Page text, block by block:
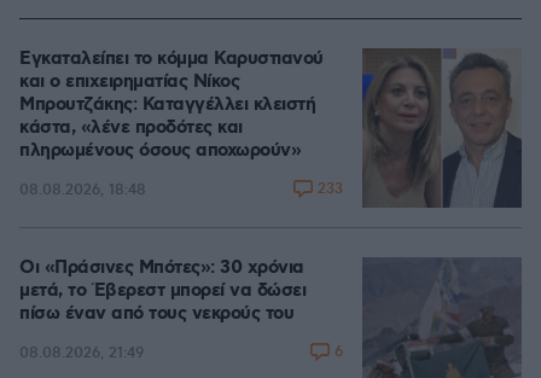
Εγκαταλείπει το κόμμα Καρυστιανού
και ο επιχειρηματίας Νίκος
Μπρουτζάκης: Καταγγέλλει κλειστή
κάστα, «λένε προδότες και
πληρωμένους όσους αποχωρούν»
08.08.2026, 18:48 233
Οι «Πράσινες Μπότες»: 30 χρόνια
μετά, το Έβερεστ μπορεί να δώσει
πίσω έναν από τους νεκρούς του
08.08.2026, 21:49 6